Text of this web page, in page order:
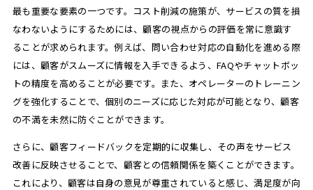
最も重要な要素の一つです。コスト削減の施策が、サービスの質を損
なわないようにするためには、顧客の視点からの評価を常に意識す
ることが求められます。例えば、問い合わせ対応の自動化を進める際
には、顧客がスムーズに情報を入手できるよう、FAQやチャットボッ
トの精度を高めることが必要です。また、オペレーターのトレーニン
グを強化することで、個別のニーズに応じた対応が可能となり、顧客
の不満を未然に防ぐことができます。
さらに、顧客フィードバックを定期的に収集し、その声をサービス
改善に反映させることで、顧客との信頼関係を築くことができます。
これにより、顧客は自身の意見が尊重されていると感じ、満足度が向